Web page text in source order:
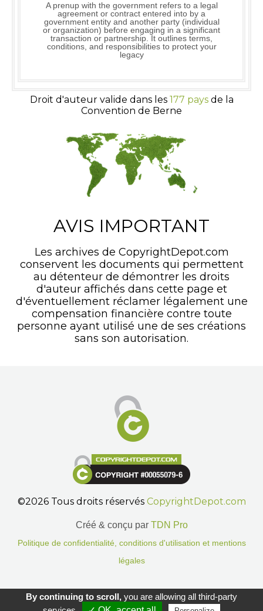
A prenup with the government refers to a legal
agreement or contract entered into by a
government entity and another party (individual
or organization) before engaging in a significant
transaction or partnership. It outlines terms,
conditions, and responsibilities to protect your
legacy
Droit d'auteur valide dans les 177 paysde la
Convention de Berne
AVIS IMPORTANT
Les archives de CopyrightDepot.com
conservent les documents qui permettent
au détenteur de démontrer les droits
d'auteur affichés dans cette page et
d'éventuellement réclamer légalement une
compensation financière contre toute
personne ayant utilisé une de ses créations
sans son autorisation.
©2026 Tous droits réservés CopyrightDepot.com
Créé & conçu par TDN Pro
Politique de confidentialité, conditions d'utilisation et mentions
légales
Gestion des cookies.
By continuing to scroll,you are allowing all third-party